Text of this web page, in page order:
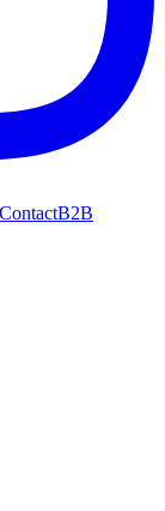
ContactB2B